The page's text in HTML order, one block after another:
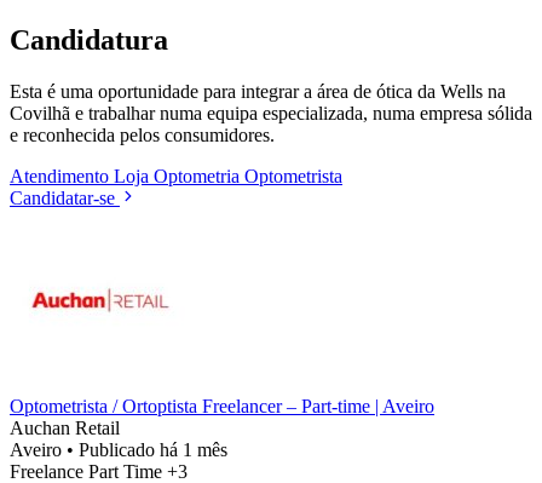
Candidatura
Esta é uma oportunidade para integrar a área de ótica da Wells na
Covilhã e trabalhar numa equipa especializada, numa empresa sólida
e reconhecida pelos consumidores.
Atendimento Loja Optometria Optometrista
Candidatar-se
Optometrista / Ortoptista Freelancer – Part-time | Aveiro
Auchan Retail
Aveiro • Publicado há 1 mês
Freelance Part Time +3